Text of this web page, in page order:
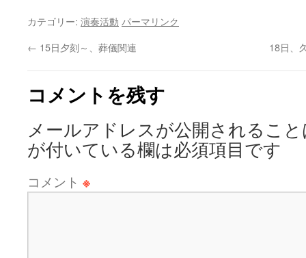
カテゴリー: 演奏活動 パーマリンク
← 15日夕刻～、葬儀関連 18日、
コメントを残す
メールアドレスが公開されるこ
が付いている欄は必須項目です
コメント ※